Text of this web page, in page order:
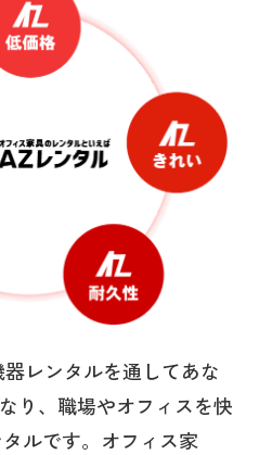
レンタルを通してあな
り、職場やオフィスを快
ルです。オフィス家